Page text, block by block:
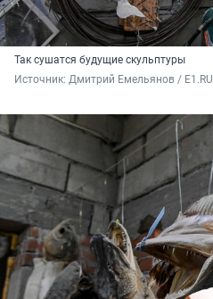
Так сушатся будущие скульптуры
Источник: Дмитрий Емельянов / E1.RU